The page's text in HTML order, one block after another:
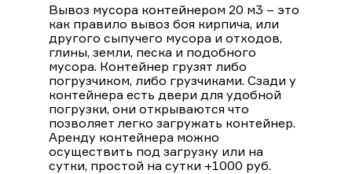
Вывоз мусора контейнером 20 м3 – это
как правило вывоз боя кирпича, или
другого сыпучего мусора и отходов,
глины, земли, песка и подобного
мусора. Контейнер грузят либо
погрузчиком, либо грузчиками. Сзади у
контейнера есть двери для удобной
погрузки, они открываются что
позволяет легко загружать контейнер.
Аренду контейнера можно
осуществить под загрузку или на
сутки, простой на сутки +1000 руб.